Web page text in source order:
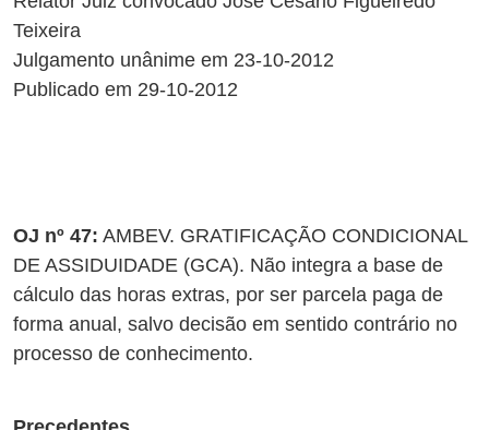
Teixeira
Julgamento unânime em 23-10-2012
Publicado em 29-10-2012
OJ nº 47: AMBEV. GRATIFICAÇÃO CONDICIONAL
DE ASSIDUIDADE (GCA). Não integra a base de
cálculo das horas extras, por ser parcela paga de
forma anual, salvo decisão em sentido contrário no
processo de conhecimento.